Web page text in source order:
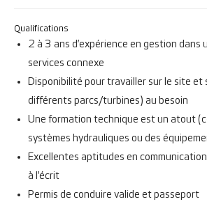
Qualifications
2 à 3 ans d’expérience en gestion dans
services connexe
Disponibilité pour travailler sur le site et
différents parcs/turbines) au besoin
Une formation technique est un atout
systèmes hydrauliques ou des
Excellentes aptitudes en communication
à l’écrit
Permis de conduire valide et passeport